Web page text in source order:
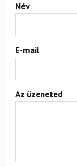
Név
E-mail
Az üzeneted